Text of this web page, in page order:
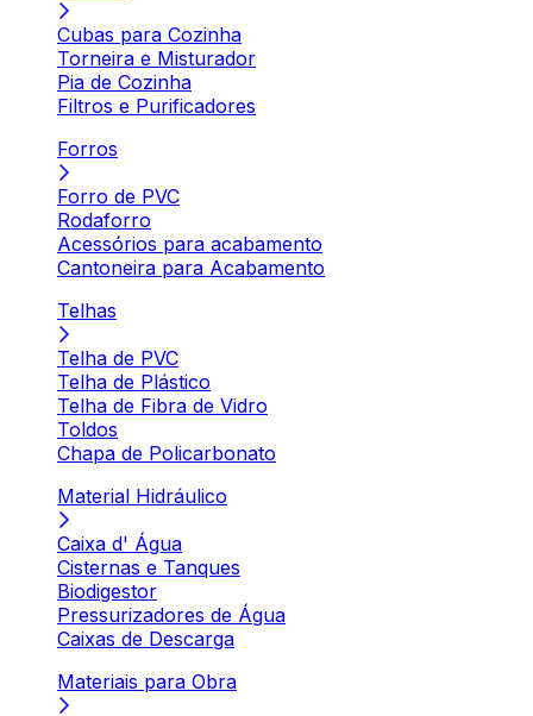
Cubas para Cozinha
Torneira e Misturador
Pia de Cozinha
Filtros e Purificadores
Forros
Forro de PVC
Rodaforro
Acessórios para acabamento
Cantoneira para Acabamento
Telhas
Telha de PVC
Telha de Plástico
Telha de Fibra de Vidro
Toldos
Chapa de Policarbonato
Material Hidráulico
Caixa d' Água
Cisternas e Tanques
Biodigestor
Pressurizadores de Água
Caixas de Descarga
Materiais para Obra